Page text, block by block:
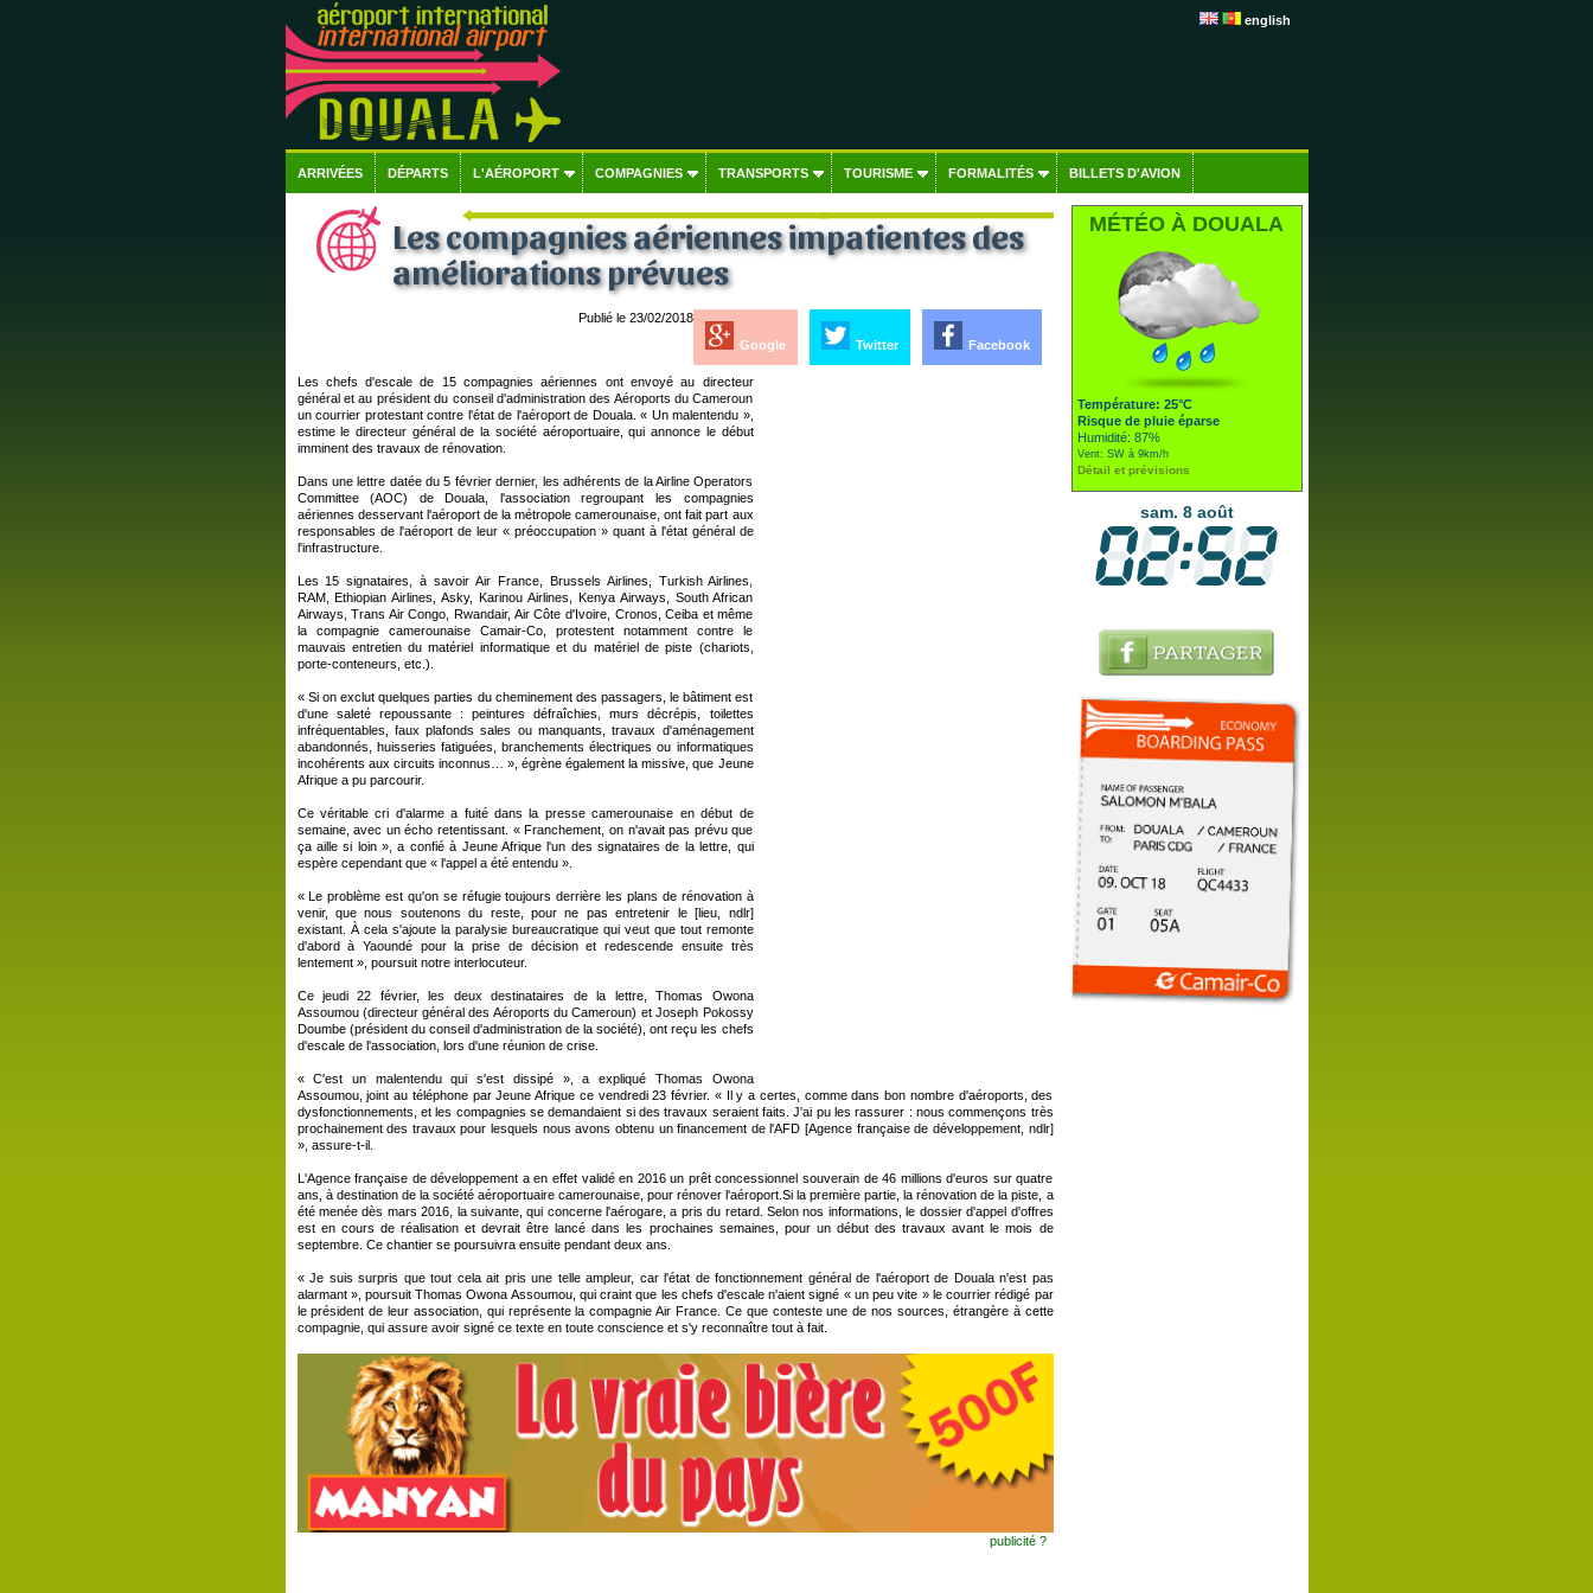
english
ARRIVÉES DÉPARTS L'AÉROPORT COMPAGNIES TRANSPORTS TOURISME FORMALITÉS BILLETS D'AVION
Les compagnies aériennes impatientes des
améliorations prévues
Facebook
Twitter
Google
Publié le 23/02/2018
Les chefs d'escale de 15 compagnies aériennes ont envoyé au directeur
général et au président du conseil d'administration des Aéroports du Cameroun
un courrier protestant contre l'état de l'aéroport de Douala. « Un malentendu »,
estime le directeur général de la société aéroportuaire, qui annonce le début
imminent des travaux de rénovation.
Dans une lettre datée du 5 février dernier, les adhérents de la Airline Operators
Committee (AOC) de Douala, l'association regroupant les compagnies
aériennes desservant l'aéroport de la métropole camerounaise, ont fait part aux
responsables de l'aéroport de leur « préoccupation » quant à l'état général de
l'infrastructure.
Les 15 signataires, à savoir Air France, Brussels Airlines, Turkish Airlines,
RAM, Ethiopian Airlines, Asky, Karinou Airlines, Kenya Airways, South African
Airways, Trans Air Congo, Rwandair, Air Côte d'Ivoire, Cronos, Ceiba et même
la compagnie camerounaise Camair-Co, protestent notamment contre le
mauvais entretien du matériel informatique et du matériel de piste (chariots,
porte-conteneurs, etc.).
« Si on exclut quelques parties du cheminement des passagers, le bâtiment est
d'une saleté repoussante : peintures défraîchies, murs décrépis, toilettes
infréquentables, faux plafonds sales ou manquants, travaux d'aménagement
abandonnés, huisseries fatiguées, branchements électriques ou informatiques
incohérents aux circuits inconnus… », égrène également la missive, que Jeune
Afrique a pu parcourir.
Ce véritable cri d'alarme a fuité dans la presse camerounaise en début de
semaine, avec un écho retentissant. « Franchement, on n'avait pas prévu que
ça aille si loin », a confié à Jeune Afrique l'un des signataires de la lettre, qui
espère cependant que « l'appel a été entendu ».
« Le problème est qu'on se réfugie toujours derrière les plans de rénovation à
venir, que nous soutenons du reste, pour ne pas entretenir le [lieu, ndlr]
existant. À cela s'ajoute la paralysie bureaucratique qui veut que tout remonte
d'abord à Yaoundé pour la prise de décision et redescende ensuite très
lentement », poursuit notre interlocuteur.
Ce jeudi 22 février, les deux destinataires de la lettre, Thomas Owona
Assoumou (directeur général des Aéroports du Cameroun) et Joseph Pokossy
Doumbe (président du conseil d'administration de la société), ont reçu les chefs
d'escale de l'association, lors d'une réunion de crise.
« C'est un malentendu qui s'est dissipé », a expliqué Thomas Owona
Assoumou, joint au téléphone par Jeune Afrique ce vendredi 23 février. « Il y a certes, comme dans bon nombre d'aéroports, des
dysfonctionnements, et les compagnies se demandaient si des travaux seraient faits. J'ai pu les rassurer : nous commençons très
prochainement des travaux pour lesquels nous avons obtenu un financement de l'AFD [Agence française de développement, ndlr]
», assure-t-il.
L'Agence française de développement a en effet validé en 2016 un prêt concessionnel souverain de 46 millions d'euros sur quatre
ans, à destination de la société aéroportuaire camerounaise, pour rénover l'aéroport.Si la première partie, la rénovation de la piste, a
été menée dès mars 2016, la suivante, qui concerne l'aérogare, a pris du retard. Selon nos informations, le dossier d'appel d'offres
est en cours de réalisation et devrait être lancé dans les prochaines semaines, pour un début des travaux avant le mois de
septembre. Ce chantier se poursuivra ensuite pendant deux ans.
« Je suis surpris que tout cela ait pris une telle ampleur, car l'état de fonctionnement général de l'aéroport de Douala n'est pas
alarmant », poursuit Thomas Owona Assoumou, qui craint que les chefs d'escale n'aient signé « un peu vite » le courrier rédigé par
le président de leur association, qui représente la compagnie Air France. Ce que conteste une de nos sources, étrangère à cette
compagnie, qui assure avoir signé ce texte en toute conscience et s'y reconnaître tout à fait.
publicité ?
MÉTÉO À DOUALA
Température: 25°C
Risque de pluie éparse
Humidité: 87%
Vent: SW à 9km/h
Détail et prévisions
sam. 8 août